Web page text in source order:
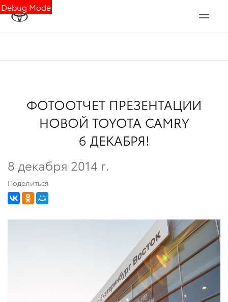
Debug Mode
ФОТООТЧЕТ ПРЕЗЕНТАЦИИ
НОВОЙ TOYOTA CAMRY
6 ДЕКАБРЯ!
8 декабря 2014 г.
Поделиться